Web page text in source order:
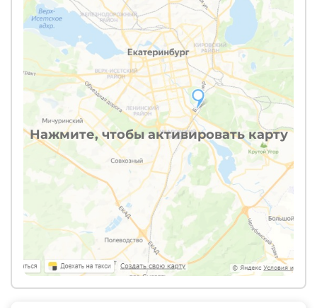
Нажмите, чтобы активировать карту